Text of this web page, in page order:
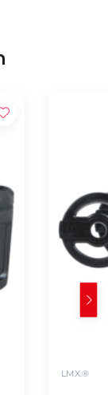
LMX.®